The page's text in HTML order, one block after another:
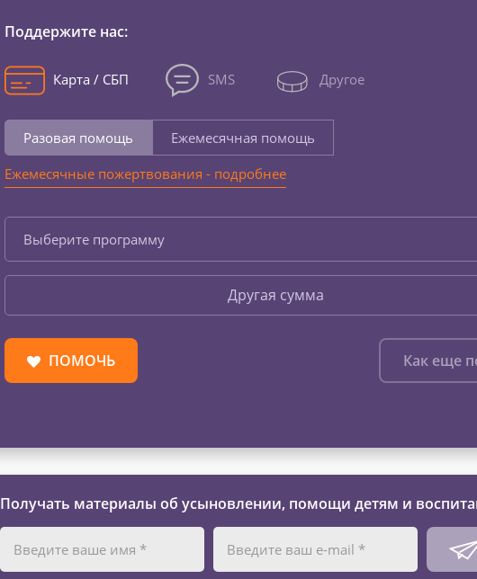
Поддержите нас:
Карта / СБП SMS Другое
Разовая помощь
Ежемесячная помощь
Ежемесячные пожертвования - подробнее
Выберите программу
Другая сумма
ПОМОЧЬ Как еще
Получать материалы об усыновлении, помощи детям и